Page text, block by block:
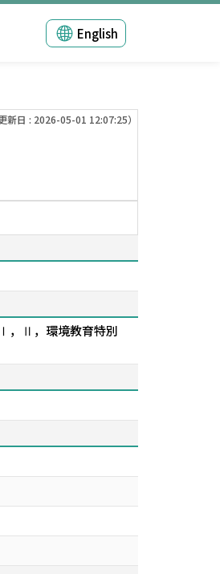
English
新日 : 2026-05-01 12:07:25）
，Ⅱ，環境教育特別